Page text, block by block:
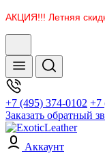
АКЦИЯ!!! Летняя
+7 (495) 374-0102 +7
Заказать обратный
Аккаунт